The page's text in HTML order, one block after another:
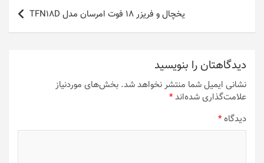
یخچال و فریزر 18 فوت امرسان مدل TFN18D
دیدگاهتان را بنویسید
نشانی ایمیل شما منتشر نخواهد شد. بخش‌های موردنیاز
علامت‌گذاری شده‌اند*
دیدگاه*